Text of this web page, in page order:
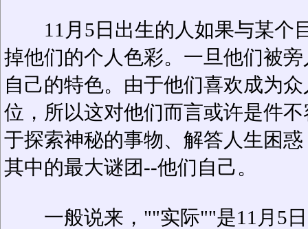
11月5日出生的人如果与某个
掉他们的个人色彩。一旦他们被
自己的特色。由于他们喜欢成为
位，所以这对他们而言或许是件
于探索神秘的事物、解答人生困
其中的最大谜团--他们自己。
一般说来，""实际""是11月5日